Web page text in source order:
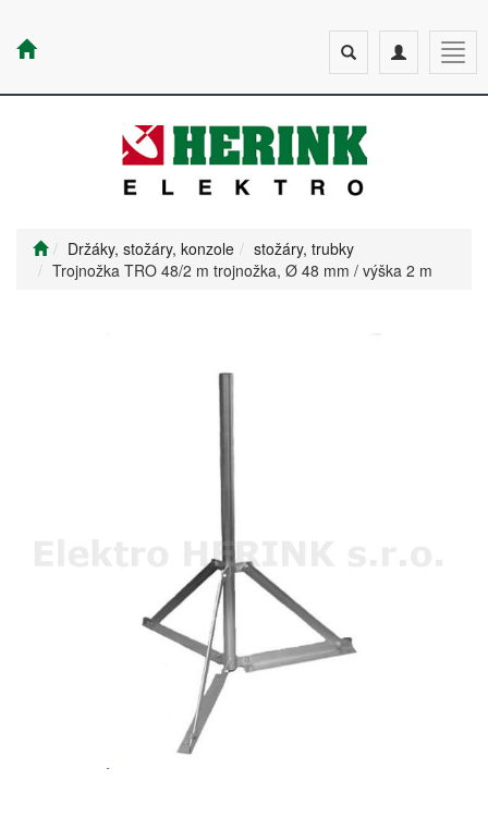
Toggle
navigation
Toggle
search
Držáky, stožáry, konzole
stožáry, trubky
Trojnožka TRO 48/2 m trojnožka, Ø 48 mm / výška 2 m